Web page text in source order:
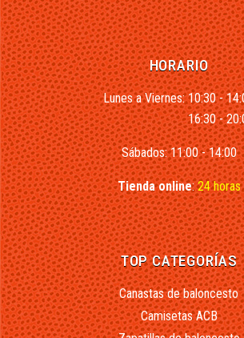
HORARIO
Lunes a Viernes: 10:30 -
16:30 -
Sábados: 11:00 - 14:00
Tienda online:24 horas
TOP CATEGORÍAS
Canastas de baloncesto
Camisetas ACB